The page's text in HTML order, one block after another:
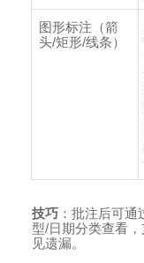
图形标注（箭
头/矩形/线条）
技巧：批注后可通
型/日期分类查看
见遗漏。